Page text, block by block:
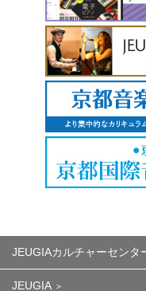
JEUGIAカルチャーセンタ
JEUGIA